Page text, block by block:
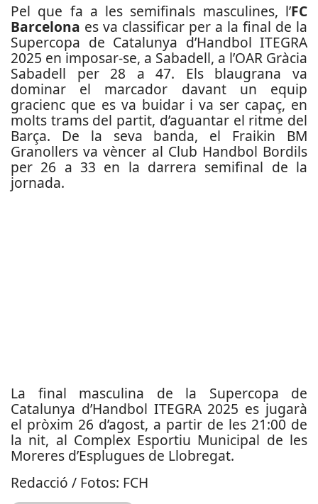
Pel que fa a les semifinals masculines, l’FC
Barcelona es va classificar per a la final de la
Supercopa de Catalunya d’Handbol ITEGRA
2025 en imposar-se, a Sabadell, a l’OAR Gràcia
Sabadell per 28 a 47. Els blaugrana va
dominar el marcador davant un equip
gracienc que es va buidar i va ser capaç, en
molts trams del partit, d’aguantar el ritme del
Barça. De la seva banda, el Fraikin BM
Granollers va vèncer al Club Handbol Bordils
per 26 a 33 en la darrera semifinal de la
jornada.
La final masculina de la Supercopa de
Catalunya d’Handbol ITEGRA 2025 es jugarà
el pròxim 26 d’agost, a partir de les 21:00 de
la nit, al Complex Esportiu Municipal de les
Moreres d’Esplugues de Llobregat.
Redacció / Fotos: FCH